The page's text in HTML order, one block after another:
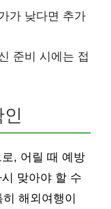
가 낮다면 추가
준비 시에는 접
, 어릴 때 예방
맞아야 할 수
해외여행이